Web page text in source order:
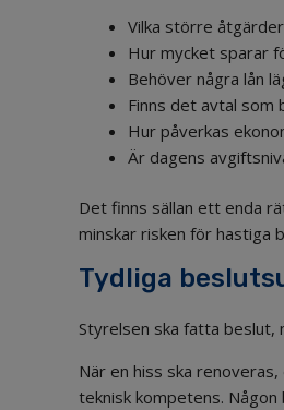
Vilka större
Hur mycket sparar
Behöver några lån
Finns det avtal som
Hur påverkas
Är dagens
Det finns sällan ett enda
minskar risken för hastiga
Tydliga
Styrelsen ska fatta beslut,
När en hiss ska
teknisk kompetens.